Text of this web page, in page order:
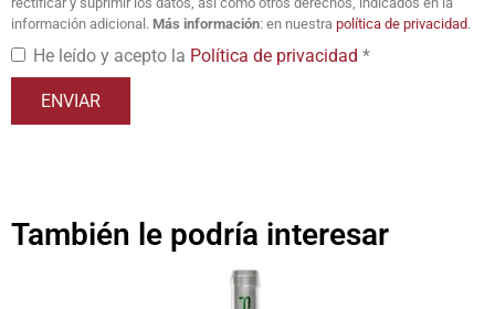
información adicional. Más información: en nuestra política de privacidad.
He leído y acepto la Política de privacidad *
También le podría interesar